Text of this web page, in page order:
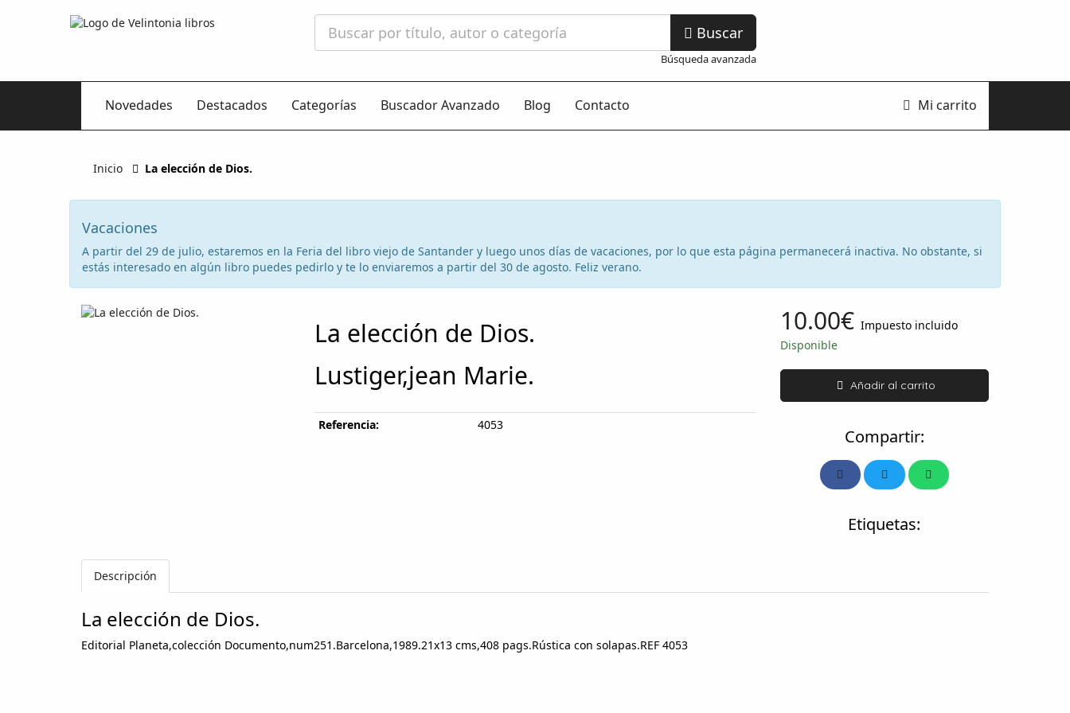
Buscar
Búsqueda avanzada
Novedades Destacados Categorías Buscador Avanzado Blog Contacto Mi carrito
Inicio La elección de Dios.
Vacaciones
A partir del 29 de julio, estaremos en la Feria del libro viejo de Santander y luego unos días de vacaciones, por lo que esta página permanecerá inactiva. No obstante, si
estás interesado en algún libro puedes pedirlo y te lo enviaremos a partir del 30 de agosto. Feliz verano.
La elección de Dios.
Lustiger,jean Marie.
Referencia: 4053
10.00€ Impuesto incluido
Disponible
Añadir al carrito
Compartir:
Etiquetas:
Descripción
La elección de Dios.
Editorial Planeta,colección Documento,num251.Barcelona,1989.21x13 cms,408 pags.Rústica con solapas.REF 4053